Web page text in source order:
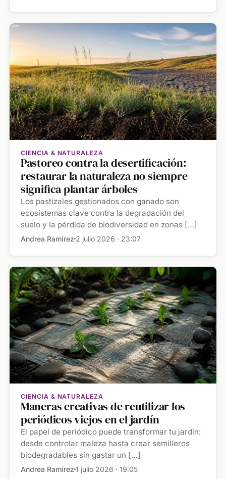
CIENCIA & NATURALEZA
Pastoreo contra la desertificación:
restaurar la naturaleza no siempre
significa plantar árboles
Los pastizales gestionados con ganado son
ecosistemas clave contra la degradación del
suelo y la pérdida de biodiversidad en zonas […]
Andrea Ramírez 2 julio 2026 · 23:07
CIENCIA & NATURALEZA
Maneras creativas de reutilizar los
periódicos viejos en el jardín
El papel de periódico puede transformar tu jardín:
desde controlar maleza hasta crear semilleros
biodegradables sin gastar un […]
Andrea Ramírez 1 julio 2026 · 19:05